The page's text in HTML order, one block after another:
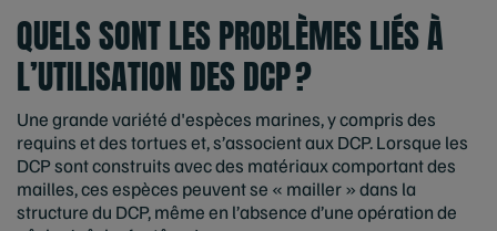
QUELS SONT LES PROBLÈMES LIÉS À
L’UTILISATION DES DCP ?
Une grande variété d'espèces marines, y compris des
requins et des tortues et, s’associent aux DCP. Lorsque les
DCP sont construits avec des matériaux comportant des
mailles, ces espèces peuvent se « mailler » dans la
structure du DCP, même en l’absence d’une opération de